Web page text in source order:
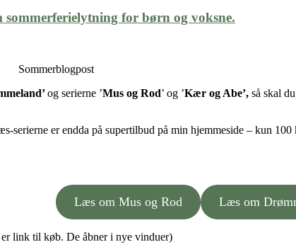
for børn og voksne.
Sommerblogpost
og serierne ’Mus og Rod’ og ’Kær og Abe’, så skal
er endda på supertilbud på min hjemmeside – kun
Læs om Mus og Rod Læs om
link til køb. De åbner i nye vinduer)